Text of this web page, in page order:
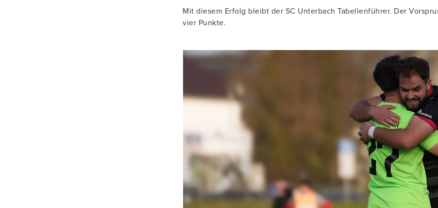
Mit diesem Erfolg bleibt der SC Unterbach Tabellenführer. Der
vier Punkte.